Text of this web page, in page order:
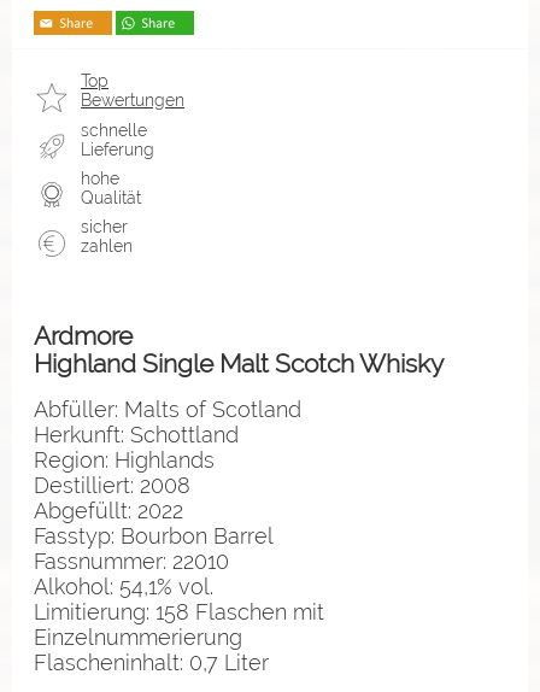
Top
Bewertungen
schnelle
Lieferung
hohe
Qualität
sicher
zahlen
Ardmore
Highland Single Malt Scotch Whisky
Abfüller: Malts of Scotland
Herkunft: Schottland
Region: Highlands
Destilliert: 2008
Abgefüllt: 2022
Fasstyp: Bourbon Barrel
Fassnummer: 22010
Alkohol: 54,1% vol.
Limitierung: 158 Flaschen mit
Einzelnummerierung
Flascheninhalt: 0,7 Liter